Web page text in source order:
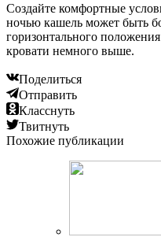
Создайте комфортные
ночью кашель может быть
горизонтального
кровати немного выше.
Поделиться
Отправить
Класснуть
Твитнуть
Похожие публикации